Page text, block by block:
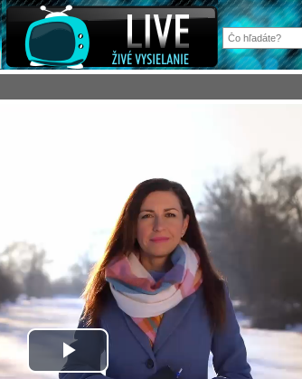
Prehrať